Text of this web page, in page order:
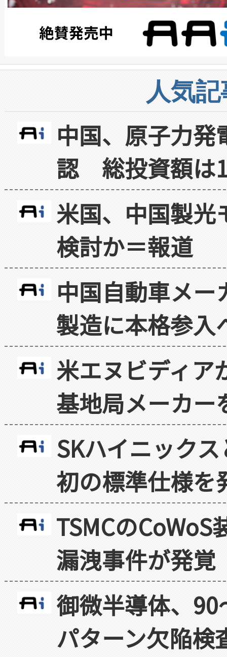
人気
中国、原子力
認 総投資額は
米国、中国製光
検討か＝報道
中国自動車メ
製造に本格参入
米エヌビディア
基地局メーカー
SKハイニック
初の標準仕様を
TSMCの
漏洩事件が発覚
御微半導体、
パターン欠陥検